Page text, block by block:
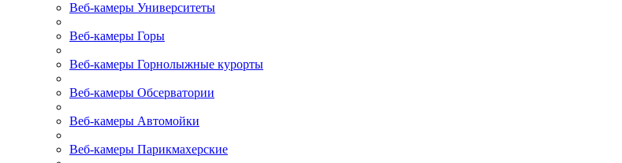
Веб-камеры Университеты
Веб-камеры Горы
Веб-камеры Горнолыжные курорты
Веб-камеры Обсерватории
Веб-камеры Автомойки
Веб-камеры Парикмахерские